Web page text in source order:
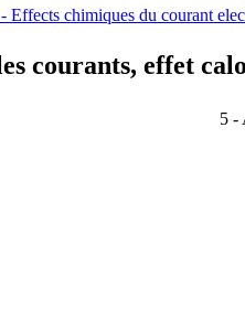
Effects chimiques du courant
courants, effet
5 -